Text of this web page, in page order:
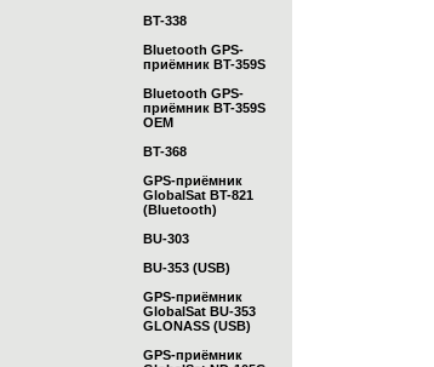
BT-338
Bluetooth GPS-
приёмник BT-359S
Bluetooth GPS-
приёмник BT-359S
OEM
BT-368
GPS-приёмник
GlobalSat BT-821
(Bluetooth)
BU-303
BU-353 (USB)
GPS-приёмник
GlobalSat BU-353
GLONASS (USB)
GPS-приёмник